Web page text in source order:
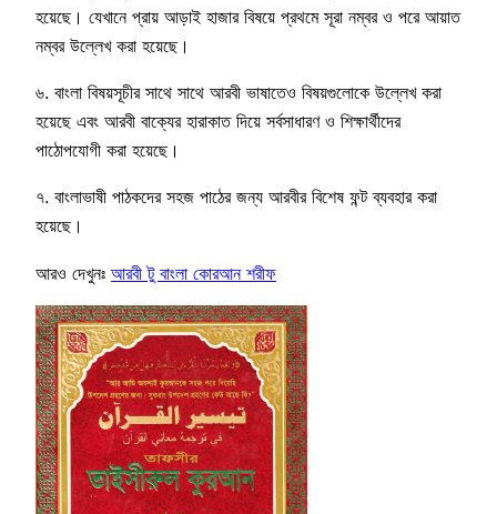
হয়েছে। যেখানে প্রায় আড়াই হাজার বিষয়ে প্রথমে সূরা নম্বর ও পরে আয়াত
নম্বর উল্লেখ করা হয়েছে।
৬. বাংলা বিষয়সূচীর সাথে সাথে আরবী ভাষাতেও বিষয়গুলোকে উল্লেখ করা
হয়েছে এবং আরবী বাক্যের হারাকাত দিয়ে সর্বসাধারণ ও শিক্ষার্থীদের
পাঠোপযোগী করা হয়েছে।
৭. বাংলাভাষী পাঠকদের সহজ পাঠের জন্য আরবীর বিশেষ ফন্ট ব্যবহার করা
হয়েছে।
আরও দেখুনঃ আরবী টু বাংলা কোরআন শরীফ